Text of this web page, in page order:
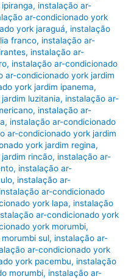
, instalação ar-
ar-condicionado york
york jaraguá, instalação
franco, instalação ar-
, instalação ar-
, instalação ar-condicionado
ar-condicionado york jardim
york jardim ipanema,
luzitania, instalação ar-
, instalação ar-
, instalação ar-condicionado
ar-condicionado york jardim
york jardim regina,
rincão, instalação ar-
, instalação ar-
, instalação ar-
instalação ar-condicionado
york lapa, instalação
ar-condicionado york
york morumbi,
sul, instalação ar-
ar-condicionado york
york pacembu, instalação
morumbi, instalação ar-